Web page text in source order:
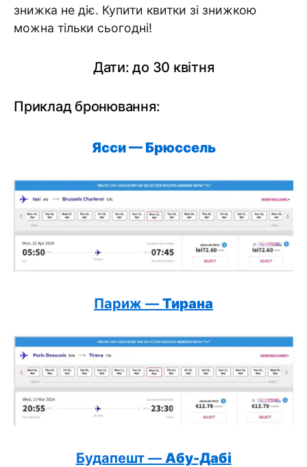
знижка не діє. Купити квитки зі знижкою
можна тільки сьогодні!
Дати: до 30 квітня
Приклад бронювання:
Ясси — Брюссель
Париж — Тирана
Будапешт — Абу-Дабі